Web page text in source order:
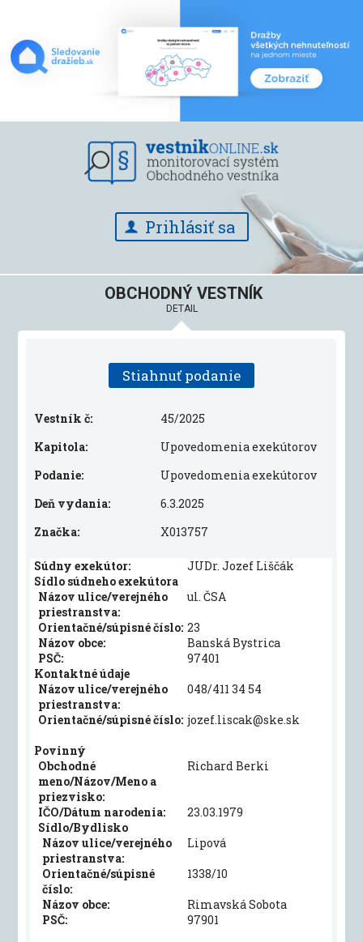
Prihlásiť sa
OBCHODNÝ VESTNÍK
DETAIL
Stiahnuť podanie
Vestník č:
45/2025
Kapitola:
Upovedomenia exekútorov
Podanie:
Upovedomenia exekútorov
Deň vydania:
6.3.2025
Značka:
X013757
Súdny exekútor:
JUDr. Jozef Liščák
Sídlo súdneho exekútora
Názov ulice/verejného
priestranstva:
ul. ČSA
Orientačné/súpisné číslo: 23
Názov obce:
Banská Bystrica
PSČ:
97401
Kontaktné údaje
Názov ulice/verejného
priestranstva:
048/411 34 54
Orientačné/súpisné číslo: jozef.liscak@ske.sk
Povinný
Obchodné
meno/Názov/Meno a
priezvisko:
Richard Berki
IČO/Dátum narodenia:
23.03.1979
Sídlo/Bydlisko
Názov ulice/verejného
priestranstva:
Lipová
Orientačné/súpisné
číslo:
1338/10
Názov obce:
Rimavská Sobota
PSČ:
97901